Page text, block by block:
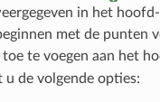
in het
met de punten
te voegen aan het
u de volgende opties: